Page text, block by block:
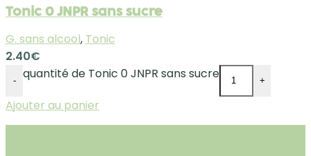
Tonic 0 JNPR sans sucre
G. sans alcool, Tonic
2.40€
- quantité de Tonic 0 JNPR sans sucre +
Ajouter au panier